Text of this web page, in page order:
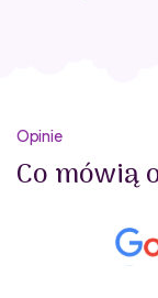
Opinie
Co mówią